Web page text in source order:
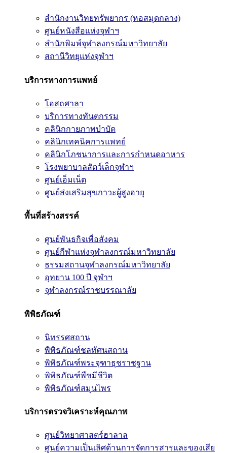
สำนักงานวิทยทรัพยากร (หอสมุดกลาง)
ศูนย์หนังสือแห่งจุฬาฯ
สำนักพิมพ์จุฬาลงกรณ์มหาวิทยาลัย
สถานีวิทยุแห่งจุฬาฯ
บริการทางการแพทย์
โอสถศาลา
บริการทางทันตกรรม
คลินิกกายภาพบำบัด
คลินิกเทคนิคการแพทย์
คลินิกโภชนาการและการกำหนดอาหาร
โรงพยาบาลสัตว์เล็กจุฬาฯ
ศูนย์เอ็มเน็ต
ศูนย์ส่งเสริมสุขภาวะผู้สูงอายุ
พื้นที่สร้างสรรค์
ศูนย์พันธกิจเพื่อสังคม
ศูนย์กีฬาแห่งจุฬาลงกรณ์มหาวิทยาลัย
ธรรมสถานจุฬาลงกรณ์มหาวิทยาลัย
อุทยาน 100 ปี จุฬาฯ
จุฬาลงกรณ์ราชบรรณาลัย
พิพิธภัณฑ์
นิทรรศสถาน
พิพิธภัณฑ์ชลทัศนสถาน
พิพิธภัณฑ์พระจุฑาธุชราชฐาน
พิพิธภัณฑ์พืชมีชีวิต
พิพิธภัณฑ์สมุนไพร
บริการตรวจวิเคราะห์คุณภาพ
ศูนย์วิทยาศาสตร์ฮาลาล
ศูนย์ความเป็นเลิศด้านการจัดการสารและของเสีย